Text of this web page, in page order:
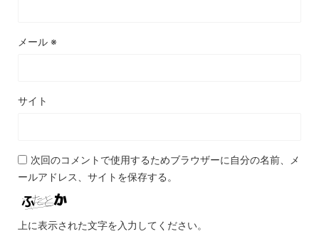
メール ※
サイト
次回のコメントで使用するためブラウザーに自分の名前、メ
ールアドレス、サイトを保存する。
上に表示された文字を入力してください。